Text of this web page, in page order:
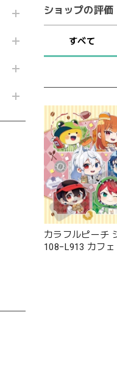
ショップの評価
すべて
カラフルピーチ
108−L913 カフェ